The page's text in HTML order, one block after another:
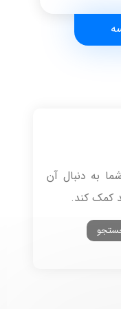
به دنبال آن
کمک کند.